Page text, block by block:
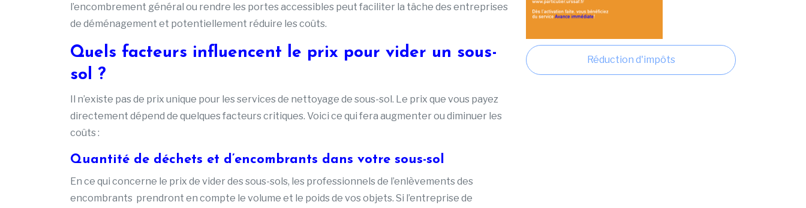
l’encombrement général ou rendre les portes accessibles peut faciliter la tâche des entreprises
de déménagement et potentiellement réduire les coûts.
Quels facteurs influencent le prix pour vider un sous-
sol ?
Il n’existe pas de prix unique pour les services de nettoyage de sous-sol. Le prix que vous payez
directement dépend de quelques facteurs critiques. Voici ce qui fera augmenter ou diminuer les
coûts :
Quantité de déchets et d’encombrants dans votre sous-sol
En ce qui concerne le prix de vider des sous-sols, les professionnels de l’enlèvements des
encombrants prendront en compte le volume et le poids de vos objets. Si l’entreprise de
Réduction d'impôts